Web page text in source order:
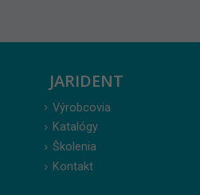
JARIDENT
Výrobcovia
Katalógy
Školenia
Kontakt